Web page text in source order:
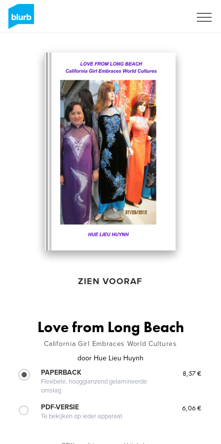
ZIEN VOORAF
Love from Long Beach
California Girl Embraces World Cultures
door Hue Lieu Huynh
PAPERBACK
Flexibele, hoogglanzend gelamineerde
omslag
8,57 €
PDF-VERSIE
Te bekijken op ieder apparaat
6,06 €